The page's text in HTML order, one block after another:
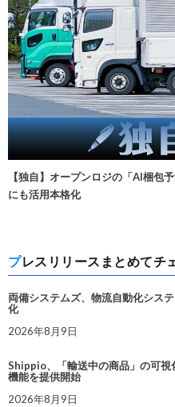
【独自】オープンロジの「AI梱包
にも活用本格化
プレスリリースまとめてチ
両備システムズ、物流自動化シス
化
2026年8月9日
Shippio、「輸送中の商品」の可
機能を提供開始
2026年8月9日